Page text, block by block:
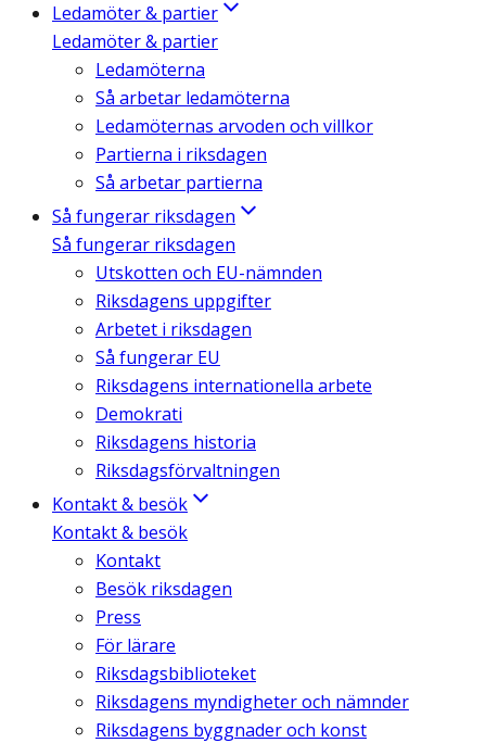
Ledamöter & partier
Ledamöter & partier
Ledamöterna
Så arbetar ledamöterna
Ledamöternas arvoden och villkor
Partierna i riksdagen
Så arbetar partierna
Så fungerar riksdagen
Så fungerar riksdagen
Utskotten och EU-nämnden
Riksdagens uppgifter
Arbetet i riksdagen
Så fungerar EU
Riksdagens internationella arbete
Demokrati
Riksdagens historia
Riksdagsförvaltningen
Kontakt & besök
Kontakt & besök
Kontakt
Besök riksdagen
Press
För lärare
Riksdagsbiblioteket
Riksdagens myndigheter och nämnder
Riksdagens byggnader och konst